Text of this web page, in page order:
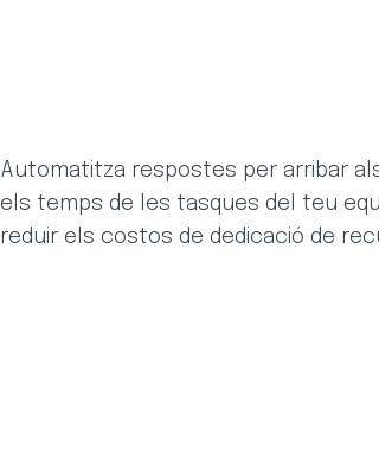
Automatitza respostes per arribar
els temps de les tasques del teu
reduir els costos de dedicació de